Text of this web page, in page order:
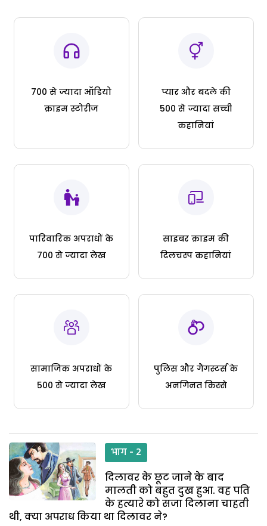
700 से ज्यादा ऑडियो
क्राइम स्टोरीज
प्यार और बदले की
500 से ज्यादा सच्ची
कहानियां
पारिवारिक अपराधों के
700 से ज्यादा लेख
साइबर क्राइम की
दिलचस्प कहानियां
सामाजिक अपराधों के
500 से ज्यादा लेख
पुलिस और गैंगस्टर्स के
अनगिनत किस्से
भाग - 2
दिलावर के छूट जाने के बाद
मालती को बहुत दुख हुआ. वह पति
के हत्यारे को सजा दिलाना चाहती
थी, क्या अपराध किया था दिलावर ने?